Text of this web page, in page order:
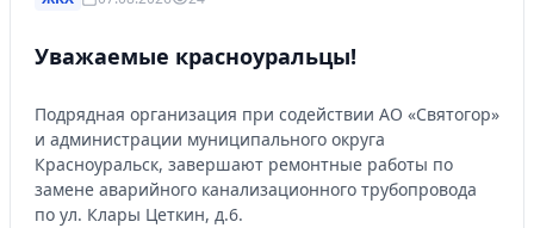
Уважаемые красноуральцы!
Подрядная организация при содействии АО «Святогор»
и администрации муниципального округа
Красноуральск, завершают ремонтные работы по
замене аварийного канализационного трубопровода
по ул. Клары Цеткин, д.6.